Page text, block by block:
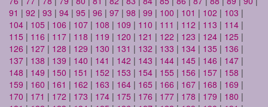
91 | 92 | 93 | 94 | 95 | 96 | 97 | 98 | 99 | 100 | 101 | 102 | 103 |
104 | 105 | 106 | 107 | 108 | 109 | 110 | 111 | 112 | 113 | 114 |
115 | 116 | 117 | 118 | 119 | 120 | 121 | 122 | 123 | 124 | 125 |
126 | 127 | 128 | 129 | 130 | 131 | 132 | 133 | 134 | 135 | 136 |
137 | 138 | 139 | 140 | 141 | 142 | 143 | 144 | 145 | 146 | 147 |
148 | 149 | 150 | 151 | 152 | 153 | 154 | 155 | 156 | 157 | 158 |
159 | 160 | 161 | 162 | 163 | 164 | 165 | 166 | 167 | 168 | 169 |
170 | 171 | 172 | 173 | 174 | 175 | 176 | 177 | 178 | 179 | 180 |